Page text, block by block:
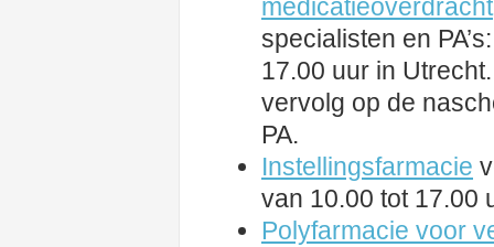
medicatieoverdracht
specialisten en
17.00 uur in
vervolg op de
PA.
Instellingsfarmacie
van 10.00 tot 17.00
Polyfarmacie voor